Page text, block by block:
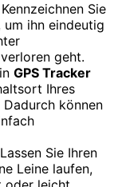
Sie
um ihn eindeutig
geht.
GPS Tracker
Ihres
können
Sie Ihren
Leine laufen,